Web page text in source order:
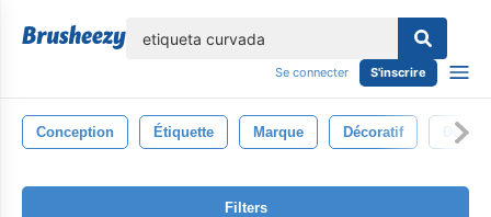
Se connecter S'inscrire
Conception Étiquette Marque Décoratif
Filters